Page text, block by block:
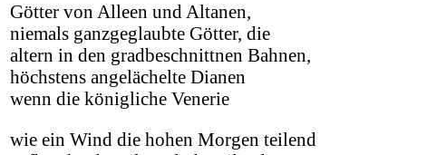
Götter von Alleen und Altanen,
niemals ganzgeglaubte Götter, die
altern in den gradbeschnittnen Bahnen,
höchstens angelächelte Dianen
wenn die königliche Venerie
wie ein Wind die hohen Morgen teilend